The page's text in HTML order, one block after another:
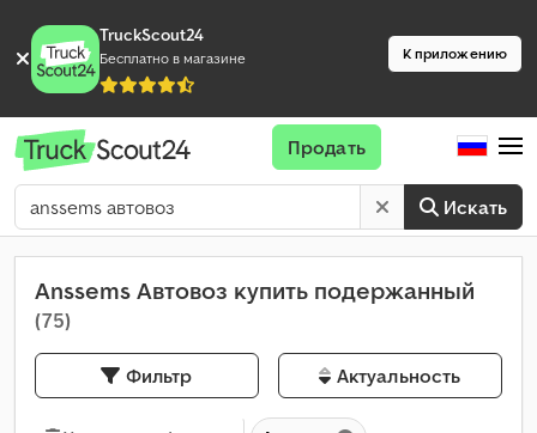
TruckScout24
Бесплатно в магазине К приложению
Искать
Продать
Anssems Автовоз купить подержанный
(75)
Фильтр Актуальность